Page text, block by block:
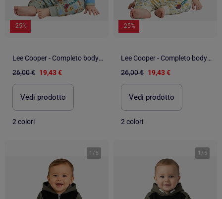
-25%
Lee Cooper - Completo body e leggings con cappellino neonato
26,00 € 19,43 €
Vedi prodotto
2 colori
-25%
Lee Cooper - Completo body e leggings con cappellino neonato
26,00 € 19,43 €
Vedi prodotto
2 colori
1 / 5 1 / 5